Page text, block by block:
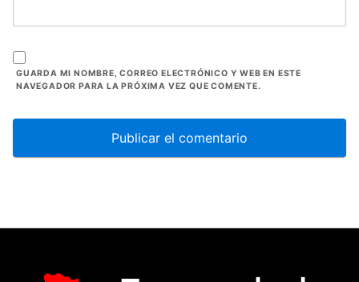
GUARDA MI NOMBRE, CORREO ELECTRÓNICO Y WEB EN ESTE
NAVEGADOR PARA LA PRÓXIMA VEZ QUE COMENTE.